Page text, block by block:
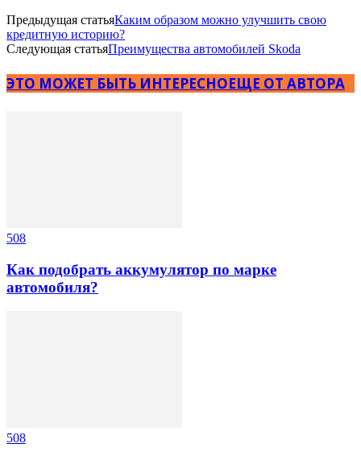
Предыдущая статьяКаким образом можно улучшить свою
кредитную историю?
Следующая статьяПреимущества автомобилей Skoda
ЭТО МОЖЕТ БЫТЬ ИНТЕРЕСНОЕЩЕ ОТ АВТОРА
508
Как подобрать аккумулятор по марке
автомобиля?
508